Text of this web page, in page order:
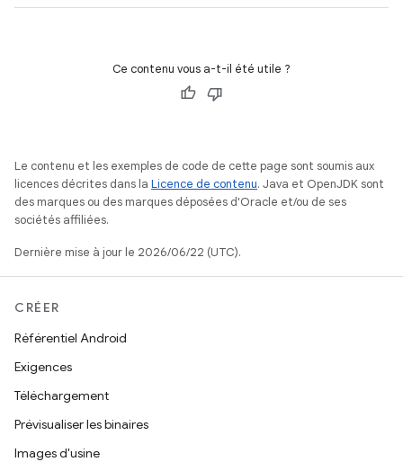
Ce contenu vous a-t-il été utile ?
Le contenu et les exemples de code de cette page sont soumis aux
licences décrites dans la Licence de contenu. Java et OpenJDK sont
des marques ou des marques déposées d'Oracle et/ou de ses
sociétés affiliées.
Dernière mise à jour le 2026/06/22 (UTC).
CRÉER
Référentiel Android
Exigences
Téléchargement
Prévisualiser les binaires
Images d'usine